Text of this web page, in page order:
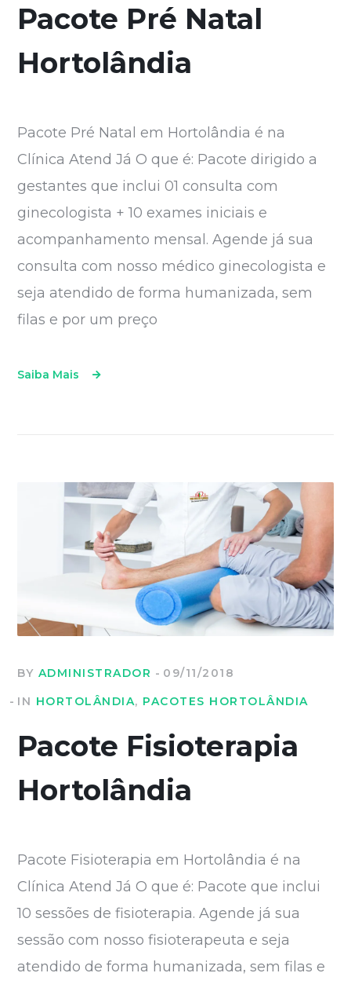
Pacote Pré Natal
Hortolândia
Pacote Pré Natal em Hortolândia é na
Clínica Atend Já O que é: Pacote dirigido a
gestantes que inclui 01 consulta com
ginecologista + 10 exames iniciais e
acompanhamento mensal. Agende já sua
consulta com nosso médico ginecologista e
seja atendido de forma humanizada, sem
filas e por um preço
Saiba Mais
BY ADMINISTRADOR
09/11/2018
IN HORTOLÂNDIA, PACOTES HORTOLÂNDIA
Pacote Fisioterapia
Hortolândia
Pacote Fisioterapia em Hortolândia é na
Clínica Atend Já O que é: Pacote que inclui
10 sessões de fisioterapia. Agende já sua
sessão com nosso fisioterapeuta e seja
atendido de forma humanizada, sem filas e